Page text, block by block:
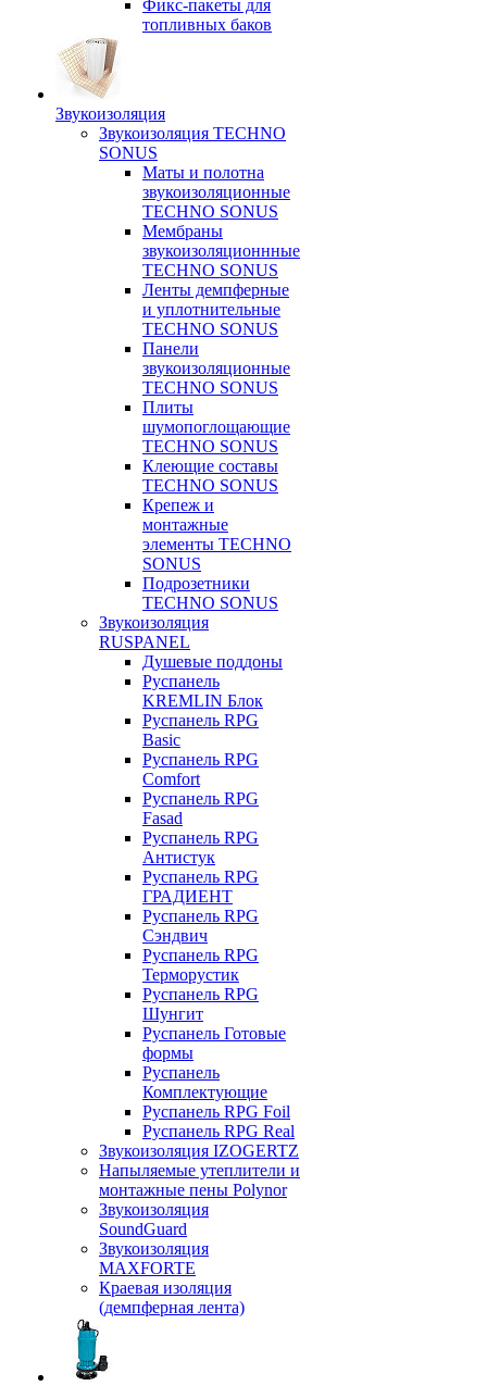
Фикс-пакеты для
топливных баков
Звукоизоляция
Звукоизоляция TECHNO
SONUS
Маты и полотна
звукоизоляционные
TECHNO SONUS
Мембраны
звукоизоляционнные
TECHNO SONUS
Ленты демпферные
и уплотнительные
TECHNO SONUS
Панели
звукоизоляционные
TECHNO SONUS
Плиты
шумопоглощающие
TECHNO SONUS
Клеющие составы
TECHNO SONUS
Крепеж и
монтажные
элементы TECHNO
SONUS
Подрозетники
TECHNO SONUS
Звукоизоляция
RUSPANEL
Душевые поддоны
Руспанель
KREMLIN Блок
Руспанель RPG
Basic
Руспанель RPG
Comfort
Руспанель RPG
Fasad
Руспанель RPG
Антистук
Руспанель RPG
ГРАДИЕНТ
Руспанель RPG
Сэндвич
Руспанель RPG
Терморустик
Руспанель RPG
Шунгит
Руспанель Готовые
формы
Руспанель
Комплектующие
Руспанель RPG Foil
Руспанель RPG Real
Звукоизоляция IZOGERTZ
Напыляемые утеплители и
монтажные пены Polynor
Звукоизоляция
SoundGuard
Звукоизоляция
MAXFORTE
Краевая изоляция
(демпферная лента)